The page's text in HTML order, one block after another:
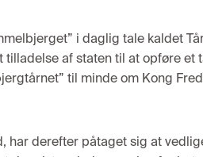
i daglig tale kaldet
tilladelse af staten til at opføre
til minde om Kong
har derefter påtaget sig at